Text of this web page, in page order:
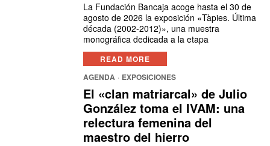
La Fundación Bancaja acoge hasta el 30 de
agosto de 2026 la exposición «Tàpies. Última
década (2002-2012)», una muestra
monográfica dedicada a la etapa
READ MORE
AGENDA · EXPOSICIONES
El «clan matriarcal» de Julio
González toma el IVAM: una
relectura femenina del
maestro del hierro